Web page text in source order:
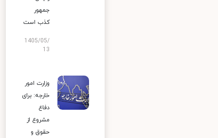
جمهور
کذب است
1405/05/
13
وزارت امور
خارجه: برای
دفاع
مشروع از
حقوق و